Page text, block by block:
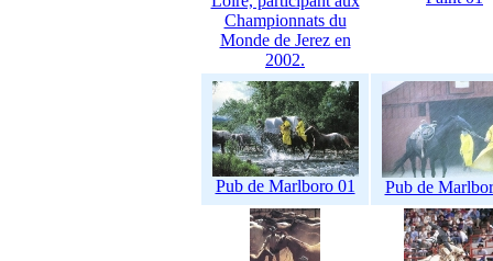
Championnats du
Monde de Jerez en
2002.
Pub de Marlboro 01 Pub de